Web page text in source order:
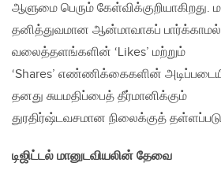
ஆளுமை பெரும்
தனித்துவமான ஆன்மாவாகப்
வலைத்தளங்களின் ‘Likes’ மற்றும்
‘Shares’ எண்ணிக்கைகளின்
தனது சுயமதிப்பைத் தீர்மானிக்கும்
துரதிர்ஷ்டவசமான நிலைக்குத்
டிஜிட்டல் மானுடவியலின் தேவை